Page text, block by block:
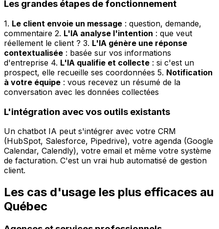
Les grandes étapes de fonctionnement
1. Le client envoie un message : question, demande,
commentaire 2. L'IA analyse l'intention : que veut
réellement le client ? 3. L'IA génère une réponse
contextualisée : basée sur vos informations
d'entreprise 4. L'IA qualifie et collecte : si c'est un
prospect, elle recueille ses coordonnées 5. Notification
à votre équipe : vous recevez un résumé de la
conversation avec les données collectées
L'intégration avec vos outils existants
Un chatbot IA peut s'intégrer avec votre CRM
(HubSpot, Salesforce, Pipedrive), votre agenda (Google
Calendar, Calendly), votre email et même votre système
de facturation. C'est un vrai hub automatisé de gestion
client.
Les cas d'usage les plus efficaces au
Québec